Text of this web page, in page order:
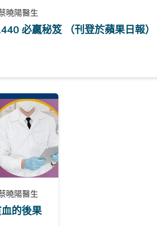
曉陽醫生
必贏秘笈 （刊登於蘋果日報）
曉陽醫生
血的後果